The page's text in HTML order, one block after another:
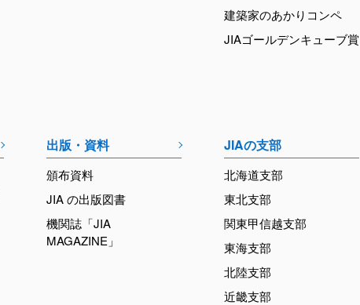
建築家のあかりコンペ
JIAゴールデンキューブ賞
出版・資料
頒布資料
JIA の出版図書
機関誌「JIA
MAGAZINE」
JIAの支部
北海道支部
東北支部
関東甲信越支部
東海支部
北陸支部
近畿支部